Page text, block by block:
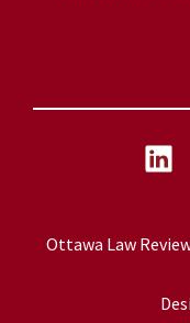
Ottawa Law